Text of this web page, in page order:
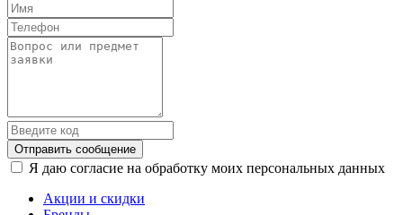
Отправить сообщение
Я даю согласие на обработку моих персональных данных
Акции и скидки